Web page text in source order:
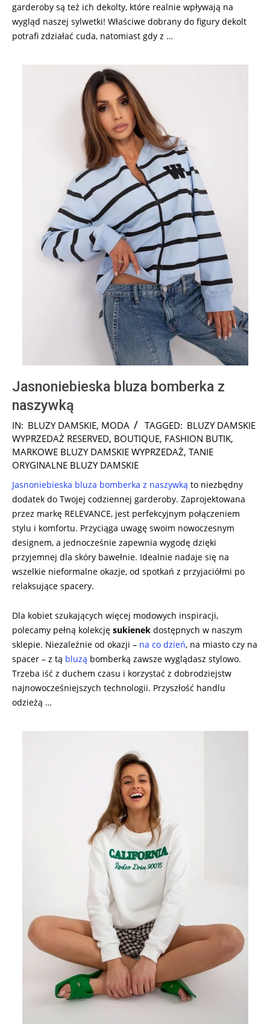
garderoby są też ich dekolty, które realnie wpływają na
wygląd naszej sylwetki! Właściwe dobrany do figury dekolt
potrafi zdziałać cuda, natomiast gdy z …
Jasnoniebieska bluza bomberka z
naszywką
2024-
08-
06
IN: BLUZY DAMSKIE, MODA TAGGED: BLUZY DAMSKIE
WYPRZEDAŻ RESERVED, BOUTIQUE, FASHION BUTIK,
MARKOWE BLUZY DAMSKIE WYPRZEDAŻ, TANIE
ORYGINALNE BLUZY DAMSKIE
Jasnoniebieska bluza bomberka z naszywką to niezbędny
dodatek do Twojej codziennej garderoby. Zaprojektowana
przez markę RELEVANCE, jest perfekcyjnym połączeniem
stylu i komfortu. Przyciąga uwagę swoim nowoczesnym
designem, a jednocześnie zapewnia wygodę dzięki
przyjemnej dla skóry bawełnie. Idealnie nadaje się na
wszelkie nieformalne okazje, od spotkań z przyjaciółmi po
relaksujące spacery.
Dla kobiet szukających więcej modowych inspiracji,
polecamy pełną kolekcję sukienek dostępnych w naszym
sklepie. Niezależnie od okazji – na co dzień, na miasto czy na
spacer – z tą bluzą bomberką zawsze wyglądasz stylowo.
Trzeba iść z duchem czasu i korzystać z dobrodziejstw
najnowocześniejszych technologii. Przyszłość handlu
odzieżą …